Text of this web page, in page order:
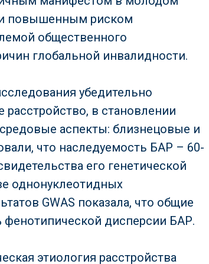
и повышенным риском
общественного
глобальной инвалидности.
убедительно
в становлении
аспекты: близнецовые и
что наследуемость БАР – 60-
его генетической
однонуклеотидных
GWAS показала, что общие
фенотипической дисперсии БАР.
этиология расстройства